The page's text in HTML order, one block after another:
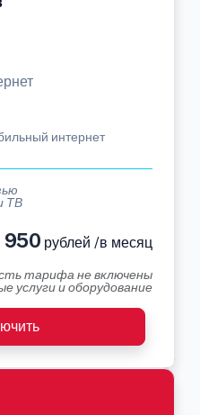
интернет
ТВ
950 рублей /в месяц
тарифа не включены
услуги и оборудование